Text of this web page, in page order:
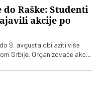
do Raške: Studenti
akcije po
9. avgusta obilaziti više
Srbije. Organizovaće akcije